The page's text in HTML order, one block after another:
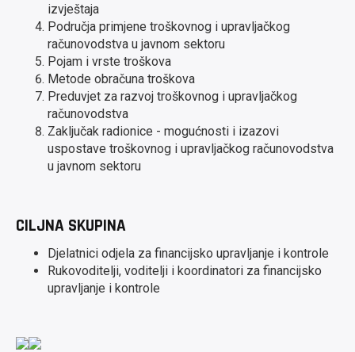
izvještaja
Područja primjene troškovnog i upravljačkog
računovodstva u javnom sektoru
Pojam i vrste troškova
Metode obračuna troškova
Preduvjet za razvoj troškovnog i upravljačkog
računovodstva
Zaključak radionice - mogućnosti i izazovi
uspostave troškovnog i upravljačkog računovodstva
u javnom sektoru
CILJNA SKUPINA
Djelatnici odjela za financijsko upravljanje i kontrole
Rukovoditelji, voditelji i koordinatori za financijsko
upravljanje i kontrole